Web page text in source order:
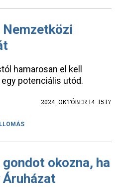
hamarosan el kell
potenciális utód.
2024. OKTÓBER 14. 15:17
okozna, ha